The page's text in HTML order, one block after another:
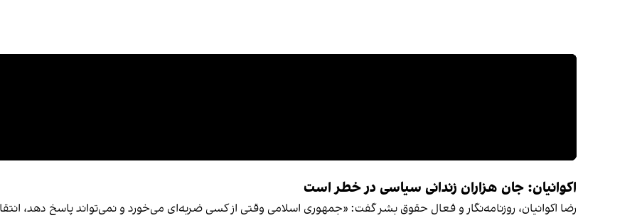
اکوانیان: جان هزاران زندانی سیاسی در خطر است
رضا اکوانیان، روزنامه‌نگار و فعال حقوق بشر گفت: «جمهوری اسلامی وقتی از کسی ضربه‌ای می‌خورد و نمی‌تواند پاسخ دهد،